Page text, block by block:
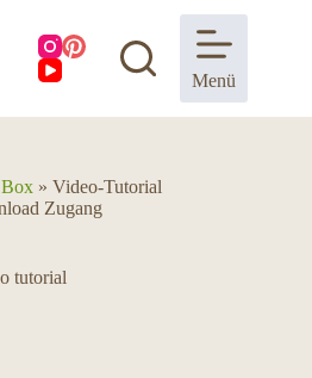
Menü
» Video-Tutorial
Zugang